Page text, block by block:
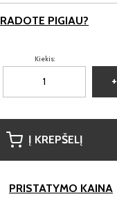
RADOTE PIGIAU?
Kiekis:
+
Į KREPŠELĮ
PRISTATYMO KAINA